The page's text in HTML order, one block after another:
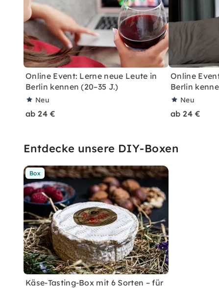
Online Event: Lerne neue Leute in
Berlin kennen (20–35 J.)
Neu
ab 24 €
Online
Berlin
Neu
ab 24 €
Entdecke unsere DIY-Boxen
Box
Käse-Tasting-Box mit 6 Sorten – für